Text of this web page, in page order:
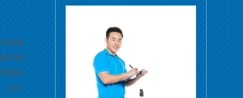
为优势
多位知
和助孕
女性